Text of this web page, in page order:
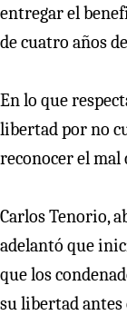
entregar el
de cuatro años
En lo que
libertad por no
reconocer el mal
Carlos Tenorio,
adelantó que
que los
su libertad antes